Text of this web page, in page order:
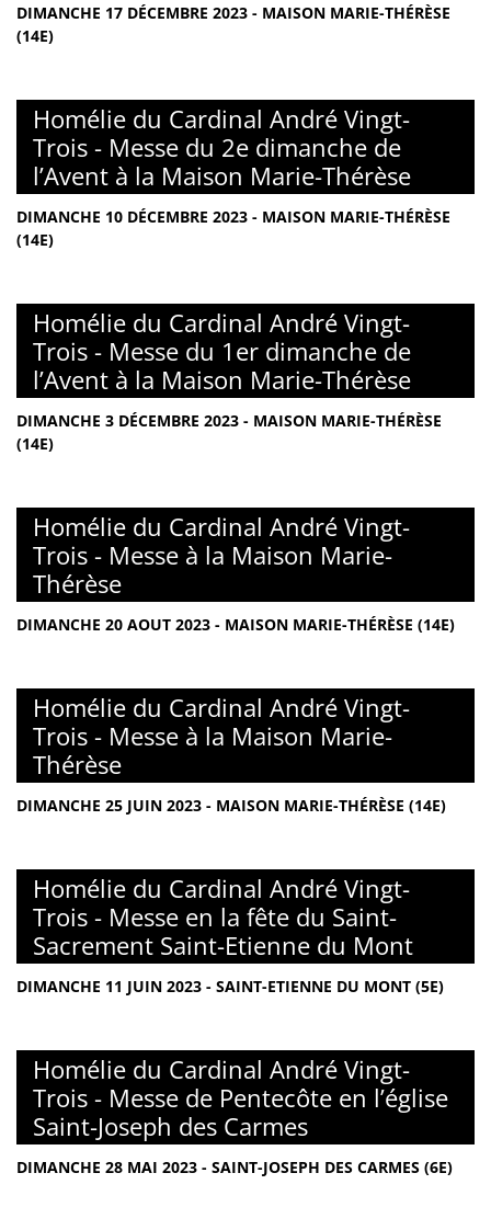
DIMANCHE 17 DÉCEMBRE 2023 - MAISON MARIE-THÉRÈSE
(14E)
Homélie du Cardinal André Vingt-
Trois - Messe du 2e dimanche de
l’Avent à la Maison Marie-Thérèse
DIMANCHE 10 DÉCEMBRE 2023 - MAISON MARIE-THÉRÈSE
(14E)
Homélie du Cardinal André Vingt-
Trois - Messe du 1er dimanche de
l’Avent à la Maison Marie-Thérèse
DIMANCHE 3 DÉCEMBRE 2023 - MAISON MARIE-THÉRÈSE
(14E)
Homélie du Cardinal André Vingt-
Trois - Messe à la Maison Marie-
Thérèse
DIMANCHE 20 AOUT 2023 - MAISON MARIE-THÉRÈSE (14E)
Homélie du Cardinal André Vingt-
Trois - Messe à la Maison Marie-
Thérèse
DIMANCHE 25 JUIN 2023 - MAISON MARIE-THÉRÈSE (14E)
Homélie du Cardinal André Vingt-
Trois - Messe en la fête du Saint-
Sacrement Saint-Etienne du Mont
DIMANCHE 11 JUIN 2023 - SAINT-ETIENNE DU MONT (5E)
Homélie du Cardinal André Vingt-
Trois - Messe de Pentecôte en l’église
Saint-Joseph des Carmes
DIMANCHE 28 MAI 2023 - SAINT-JOSEPH DES CARMES (6E)